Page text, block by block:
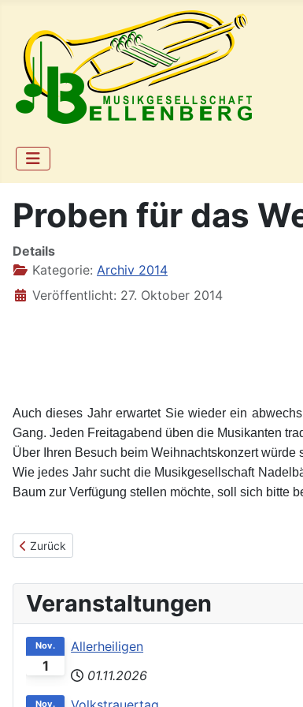
Proben für das
Details
Kategorie: Archiv 2014
Veröffentlicht: 27. Oktober 2014
Auch dieses Jahr erwartet Sie wieder ein
Gang. Jeden Freitagabend üben die Musikanten
Über Ihren Besuch beim Weihnachtskonzert
Wie jedes Jahr sucht die Musikgesellschaft
Baum zur Verfügung stellen möchte, soll sich bitte
Vorheriger Beitrag: Ankündigung Weihnachtskonzert
Zurück
Veranstaltungen
1
Nov.
Allerheiligen
01.11.2026
Nov.